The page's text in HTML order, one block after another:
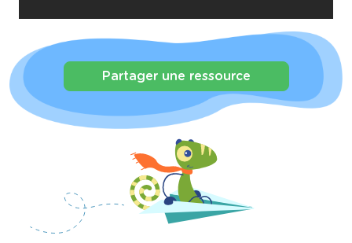
Partager une ressource